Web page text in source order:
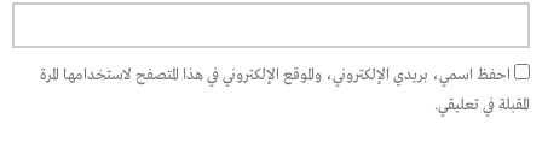
احفظ اسمي، بريدي الإلكتروني، والموقع الإلكتروني في هذا المتصفح لاستخدامها المرة
المقبلة في تعليقي.